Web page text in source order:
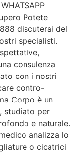
Potete
discuterai del
specialisti.
consulenza
con i nostri
contro-
Corpo è un
studiato per
e naturale.
analizza lo
o cicatrici